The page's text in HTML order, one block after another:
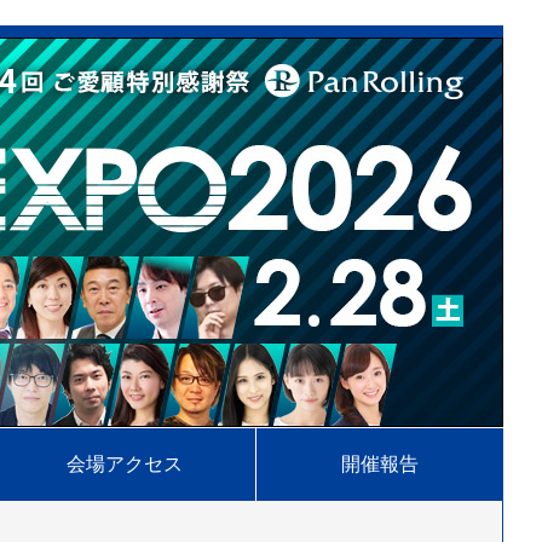
会場アクセス 開催報告